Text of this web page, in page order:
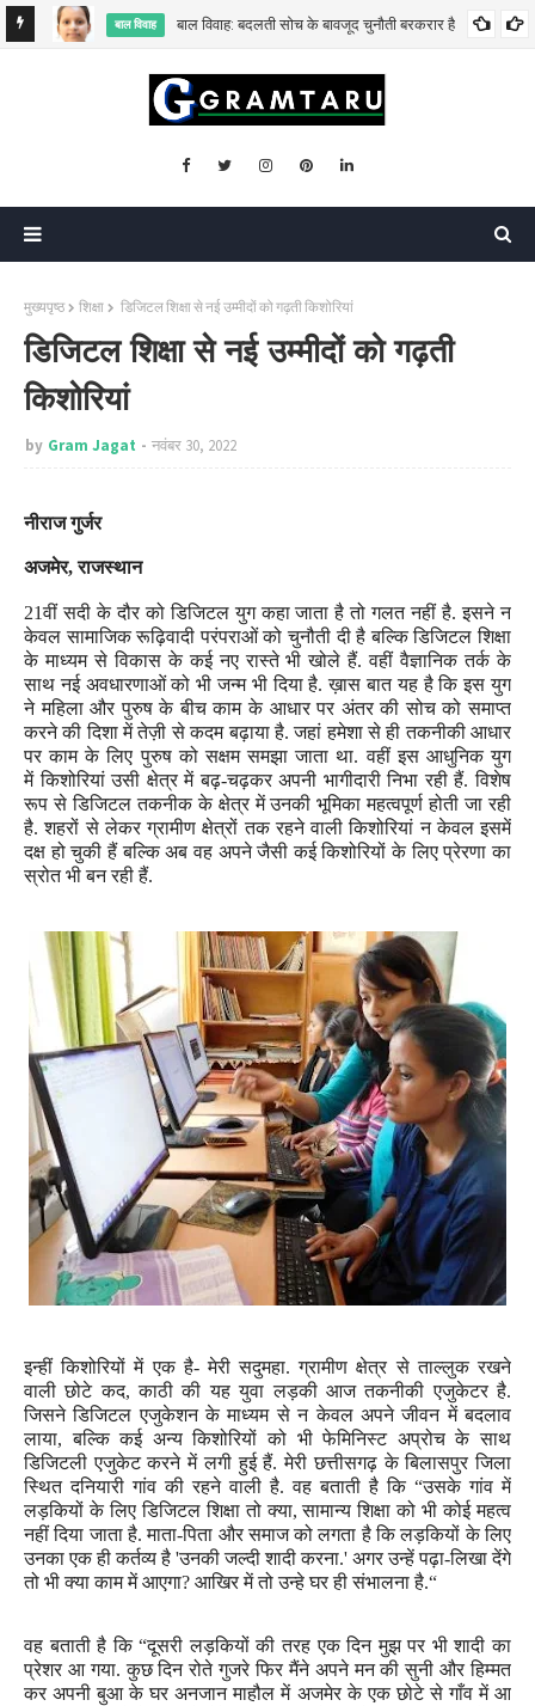
बाल विवाह बाल विवाह: बदलती सोच के बावजूद चुनौती बरकरार है
मुख्यपृष्ठ शिक्षा डिजिटल शिक्षा से नई उम्मीदों को गढ़ती किशोरियां
डिजिटल शिक्षा से नई उम्मीदों को गढ़ती
किशोरियां
by Gram Jagat नवंबर 30, 2022
नीराज गुर्जर
अजमेर,राजस्थान
21वीं सदी के दौर को डिजिटल युग कहा जाता है तो गलत नहीं है. इसने न
केवल सामाजिक रूढ़िवादी परंपराओं को चुनौती दी है बल्कि डिजिटल शिक्षा
के माध्यम से विकास के कई नए रास्ते भी खोले हैं. वहीं वैज्ञानिक तर्क के
साथ नई अवधारणाओं को भी जन्म भी दिया है. ख़ास बात यह है कि इस युग
ने महिला और पुरुष के बीच काम के आधार पर अंतर की सोच को समाप्त
करने की दिशा में तेज़ी से कदम बढ़ाया है. जहां हमेशा से ही तकनीकी आधार
पर काम के लिए पुरुष को सक्षम समझा जाता था. वहीं इस आधुनिक युग
में किशोरियां उसी क्षेत्र में बढ़-चढ़कर अपनी भागीदारी निभा रही हैं. विशेष
रूप से डिजिटल तकनीक के क्षेत्र में उनकी भूमिका महत्वपूर्ण होती जा रही
है. शहरों से लेकर ग्रामीण क्षेत्रों तक रहने वाली किशोरियां न केवल इसमें
दक्ष हो चुकी हैं बल्कि अब वह अपने जैसी कई किशोरियों के लिए प्रेरणा का
स्रोत भी बन रही हैं.
इन्हीं किशोरियों में एक है- मेरी सदुमहा. ग्रामीण क्षेत्र से ताल्लुक रखने
वाली छोटे कद,काठी की यह युवा लड़की आज तकनीकी एजुकेटर है.
जिसने डिजिटल एजुकेशन के माध्यम से न केवल अपने जीवन में बदलाव
लाया,बल्कि कई अन्य किशोरियों को भी फेमिनिस्ट अप्रोच के साथ
डिजिटली एजुकेट करने में लगी हुई हैं. मेरी छत्तीसगढ़ के बिलासपुर जिला
स्थित दनियारी गांव की रहने वाली है. वह बताती है कि “उसके गांव में
लड़कियों के लिए डिजिटल शिक्षा तो क्या,सामान्य शिक्षा को भी कोई महत्व
नहीं दिया जाता है. माता-पिता और समाज को लगता है कि लड़कियों के लिए
उनका एक ही कर्तव्य है 'उनकी जल्दी शादी करना.' अगर उन्हें पढ़ा-लिखा देंगे
तो भी क्या काम में आएगा? आखिर में तो उन्हे घर ही संभालना है.“
वह बताती है कि“दूसरी लड़कियों की तरह एक दिन मुझ पर भी शादी का
प्रेशर आ गया. कुछ दिन रोते गुजरे फिर मैंने अपने मन की सुनी और हिम्मत
कर अपनी बुआ के घर अनजान माहौल में अजमेर के एक छोटे से गाँव में आ